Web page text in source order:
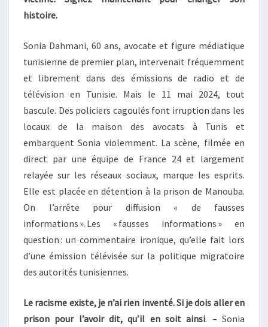
histoire.
Sonia Dahmani, 60 ans, avocate et figure médiatique
tunisienne de premier plan, intervenait fréquemment
et librement dans des émissions de radio et de
télévision en Tunisie. Mais le 11 mai 2024, tout
bascule. Des policiers cagoulés font irruption dans les
locaux de la maison des avocats à Tunis et
embarquent Sonia violemment. La scène, filmée en
direct par une équipe de France 24 et largement
relayée sur les réseaux sociaux, marque les esprits.
Elle est placée en détention à la prison de Manouba.
On l’arrête pour diffusion « de fausses
informations ». Les « fausses informations » en
question : un commentaire ironique, qu’elle fait lors
d’une émission télévisée sur la politique migratoire
des autorités tunisiennes.
Le racisme existe, je n’ai rien inventé. Si je dois aller en
prison pour l’avoir dit, qu’il en soit ainsi. – Sonia